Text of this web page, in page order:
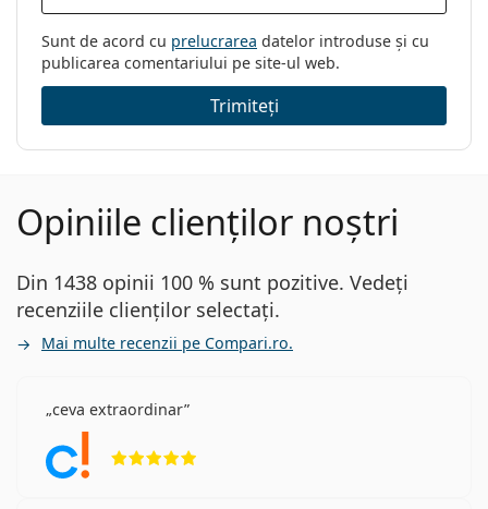
Sunt de acord cu prelucrarea datelor introduse și cu
publicarea comentariului pe site-ul web.
Trimiteți
Opiniile clienților noștri
Din 1438 opinii 100 % sunt pozitive. Vedeți
recenziile clienților selectați.
Mai multe recenzii pe Compari.ro.
ceva extraordinar